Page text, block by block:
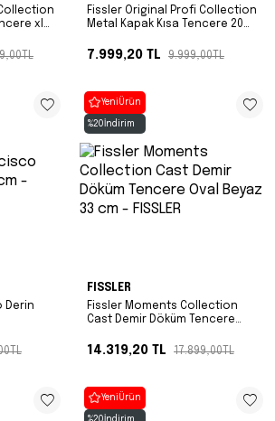
xl
TL
Fissler Original Profi Collection
Metal Kapak Kısa Tencere 20
7.999,20 TL 9.999,00TL
Derin
TL
Yeni Ürün
%20 İndirim
FISSLER
Fissler Moments Collection
Cast Demir Döküm Tencere
14.319,20 TL 17.899,00TL
Yeni Ürün
%20 İndirim